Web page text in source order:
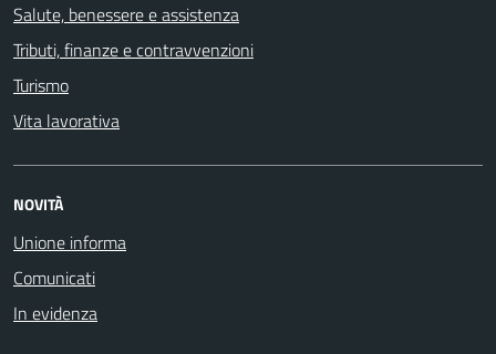
Salute, benessere e assistenza
Tributi, finanze e contravvenzioni
Turismo
Vita lavorativa
NOVITÀ
Unione informa
Comunicati
In evidenza